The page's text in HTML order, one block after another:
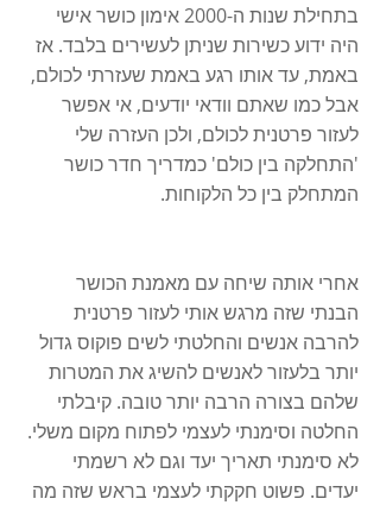
בתחילת שנות ה-2000 אימון כושר אישי
היה ידוע כשירות שניתן לעשירים בלבד. אז
באמת, עד אותו רגע באמת שעזרתי לכולם,
אבל כמו שאתם וודאי יודעים, אי אפשר
לעזור פרטנית לכולם, ולכן העזרה שלי
'התחלקה בין כולם' כמדריך חדר כושר
המתחלק בין כל הלקוחות.
אחרי אותה שיחה עם מאמנת הכושר
הבנתי שזה מרגש אותי לעזור פרטנית
להרבה אנשים והחלטתי לשים פוקוס גדול
יותר בלעזור לאנשים להשיג את המטרות
שלהם בצורה הרבה יותר טובה. קיבלתי
החלטה וסימנתי לעצמי לפתוח מקום משלי.
לא סימנתי תאריך יעד וגם לא רשמתי
יעדים. פשוט חקקתי לעצמי בראש שזה מה